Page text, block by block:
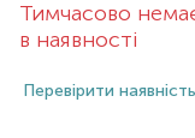
Тимчасово
в наявності
Перевірити